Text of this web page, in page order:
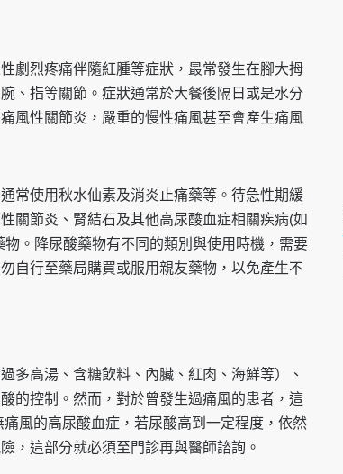
劇烈疼痛伴隨紅腫等症狀，最常發生在腳大拇
、指等關節。症狀通常於大餐後隔日或是水分
風性關節炎，嚴重的慢性痛風甚至會產生痛風
常使用秋水仙素及消炎止痛藥等。待急性期緩
關節炎、腎結石及其他高尿酸血症相關疾病(如
。降尿酸藥物有不同的類別與使用時機，需要
自行至藥局購買或服用親友藥物，以免產生不
多高湯、含糖飲料、內臟、紅肉、海鮮等）、
的控制。然而，對於曾發生過痛風的患者，這
風的高尿酸血症，若尿酸高到一定程度，依然
，這部分就必須至門診再與醫師諮詢。